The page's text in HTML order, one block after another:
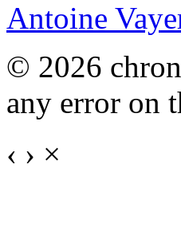
Antoine
© 2026
any error on
‹ › ×